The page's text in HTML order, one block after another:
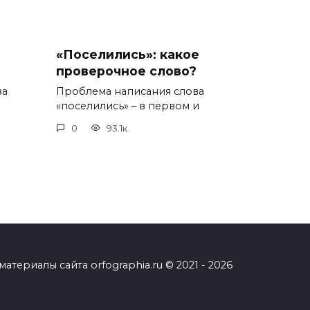
«Поселились»: какое
проверочное слово?
Проблема написания слова
«поселились» – в первом и
0 93.1к.
сайта orfographia.ru © 2021 - 2026